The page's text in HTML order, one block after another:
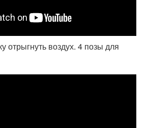
отрыгнуть воздух. 4 позы для